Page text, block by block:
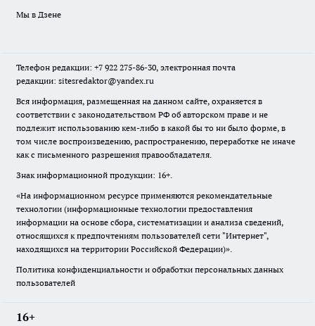
Мы в Дзене
Телефон редакции: +7 922 275-86-30, электронная почта
редакции: sitesredaktor@yandex.ru
Вся информация, размещенная на данном сайте, охраняется в
соответствии с законодательством РФ об авторском праве и не
подлежит использованию кем-либо в какой бы то ни было форме, в
том числе воспроизведению, распространению, переработке не иначе
как с письменного разрешения правообладателя.
Знак информационной продукции: 16+.
«На информационном ресурсе применяются рекомендательные
технологии (информационные технологии предоставления
информации на основе сбора, систематизации и анализа сведений,
относящихся к предпочтениям пользователей сети "Интернет",
находящихся на территории Российской Федерации)».
Политика конфиденциальности и обработки персональных данных
пользователей
16+